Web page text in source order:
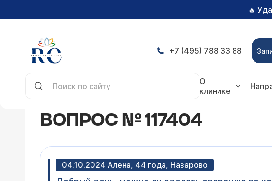
🔥
+7 (495) 788 33 88
О
клинике
ВОПРОС № 117404
04.10.2024 Алена, 44 года, Назарово